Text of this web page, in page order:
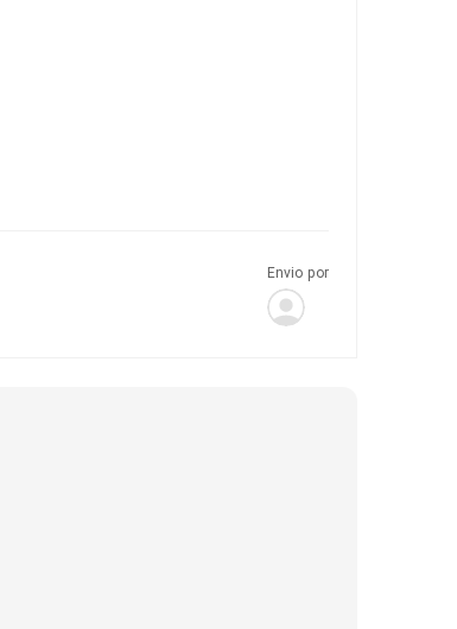
Envio por